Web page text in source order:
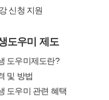
신청 지원
도우미 제도
도우미제도란?
및 방법
도우미 관련 혜택